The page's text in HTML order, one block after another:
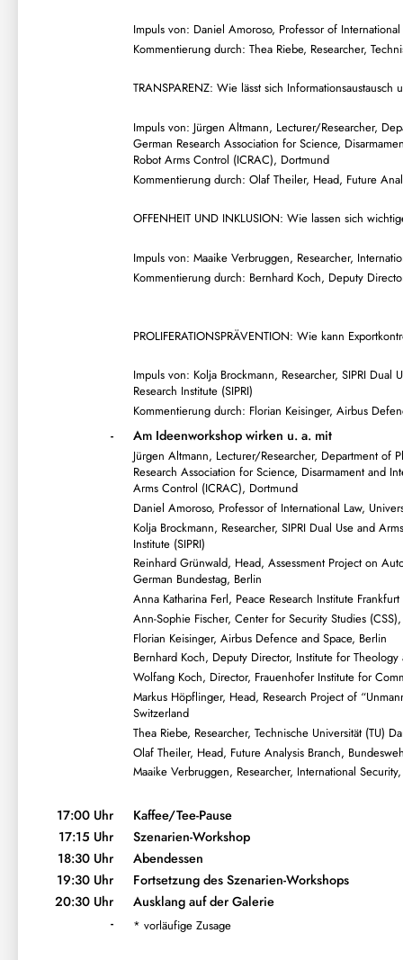
Impuls von: Daniel Amoroso, Professor of
Kommentierung durch: Thea Riebe, Researcher,
TRANSPARENZ: Wie lässt sich
Impuls von: Jürgen Altmann, Lecturer/Researcher,
German Research Association for Science,
Robot Arms Control (ICRAC), Dortmund
Kommentierung durch: Olaf Theiler, Head, Future
OFFENHEIT UND INKLUSION: Wie lassen sich
Impuls von: Maaike Verbruggen, Researcher,
Kommentierung durch: Bernhard Koch, Deputy
PROLIFERATIONSPRÄVENTION: Wie kann
Impuls von: Kolja Brockmann, Researcher, SIPRI
Research Institute (SIPRI)
Kommentierung durch: Florian Keisinger, Airbus
- Am Ideenworkshop wirken u. a. mit
Jürgen Altmann, Lecturer/Researcher, Department of
Research Association for Science, Disarmament and
Arms Control (ICRAC), Dortmund
Daniel Amoroso, Professor of International Law,
Kolja Brockmann, Researcher, SIPRI Dual Use and
Institute (SIPRI)
Reinhard Grünwald, Head, Assessment Project on
German Bundestag, Berlin
Anna Katharina Ferl, Peace Research Institute Frankfurt
Ann-Sophie Fischer, Center for Security Studies
Florian Keisinger, Airbus Defence and Space, Berlin
Bernhard Koch, Deputy Director, Institute for
Wolfang Koch, Director, Frauenhofer Institute for
Markus Höpflinger, Head, Research Project of
Switzerland
Thea Riebe, Researcher, Technische Universität (TU)
Olaf Theiler, Head, Future Analysis Branch,
Maaike Verbruggen, Researcher, International
17:00 Uhr
Kaffee/Tee-Pause
17:15 Uhr
Szenarien-Workshop
18:30 Uhr
Abendessen
19:30 Uhr
Fortsetzung des Szenarien-Workshops
20:30 Uhr
Ausklang auf der Galerie
-
* vorläufige Zusage